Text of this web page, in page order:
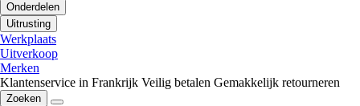
Onderdelen
Uitrusting
Werkplaats
Uitverkoop
Merken
Klantenservice in Frankrijk Veilig betalen Gemakkelijk retourneren
Zoeken